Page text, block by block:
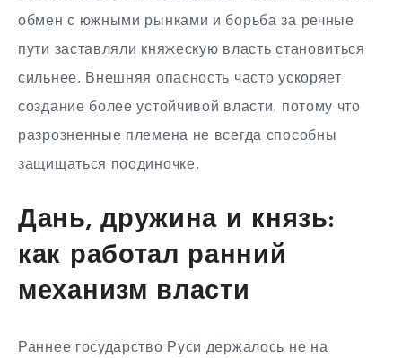
обмен с южными рынками и борьба за речные
пути заставляли княжескую власть становиться
сильнее. Внешняя опасность часто ускоряет
создание более устойчивой власти, потому что
разрозненные племена не всегда способны
защищаться поодиночке.
Дань, дружина и князь:
как работал ранний
механизм власти
Раннее государство Руси держалось не на